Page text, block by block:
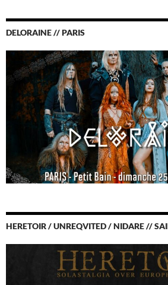
DELORAINE // PARIS
HERETOIR / UNREQVITED / NIDARE //